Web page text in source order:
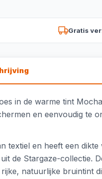
Gratis
in de warme tint
en eenvoudig te
textiel en heeft een
de Stargaze-collectie.
natuurlijke bruintint